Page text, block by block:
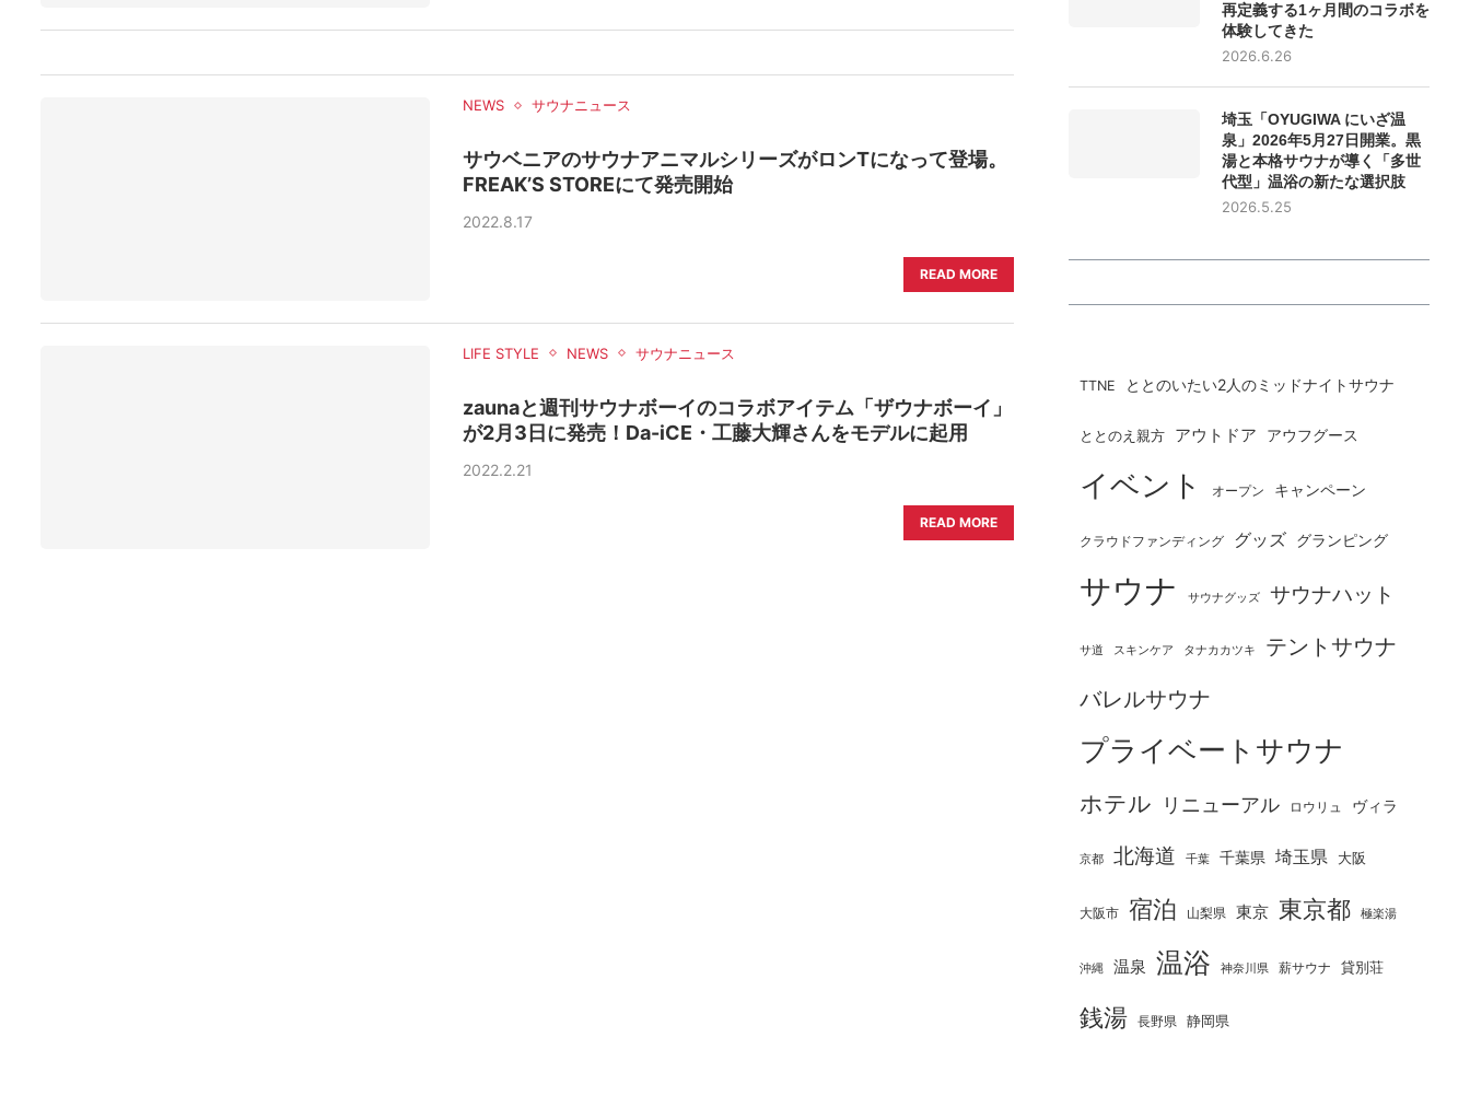
NEWS サウナニュース
サウベニアのサウナアニマルシリーズがロンTになって登場。
FREAK’S STOREにて発売開始
2022.8.17
READ MORE
LIFE STYLE NEWS サウナニュース
zaunaと週刊サウナボーイのコラボアイテム「ザウナボーイ」
が2月3日に発売！Da-iCE・工藤大輝さんをモデルに起用
2022.2.21
READ MORE
再定義する1ヶ月間のコラボを
体験してきた
2026.6.26
埼玉「OYUGIWA にいざ温
泉」2026年5月27日開業。黒
湯と本格サウナが導く「多世
代型」温浴の新たな選択肢
2026.5.25
TTNE ととのいたい2人のミッドナイトサウナ
ととのえ親方 アウトドア アウフグース
イベント オープン キャンペーン
クラウドファンディング グッズ グランピング
サウナ サウナグッズ サウナハット
サ道 スキンケア タナカカツキ
テントサウナ
バレルサウナ
プライベートサウナ
ホテル リニューアル ロウリュ ヴィラ
京都 北海道 千葉 千葉県 埼玉県 大阪
大阪市 宿泊 山梨県 東京 東京都 極楽湯
沖縄 温泉 温浴 神奈川県 薪サウナ 貸別荘
銭湯 長野県 静岡県